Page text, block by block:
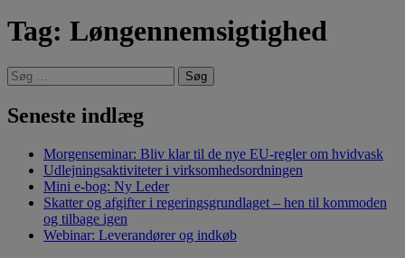
Tag: Løngennemsigtighed
Søg
efter:
Seneste indlæg
Morgenseminar: Bliv klar til de nye EU-regler om hvidvask
Udlejningsaktiviteter i virksomhedsordningen
Mini e-bog: Ny Leder
Skatter og afgifter i regeringsgrundlaget – hen til kommoden
og tilbage igen
Webinar: Leverandører og indkøb